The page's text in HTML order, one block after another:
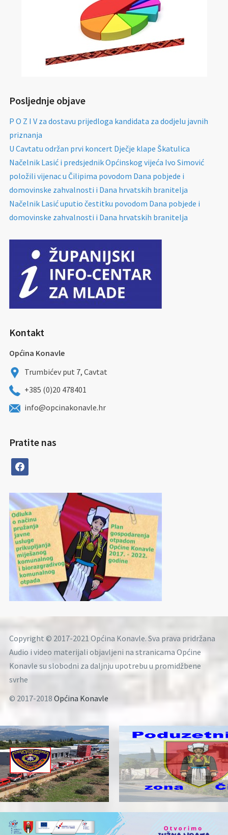
Posljednje objave
P O Z I V za dostavu prijedloga kandidata za dodjelu javnih
priznanja
U Cavtatu održan prvi koncert Dječje klape Škatulica
Načelnik Lasić i predsjednik Općinskog vijeća Ivo Simović
položili vijenac u Čilipima povodom Dana pobjede i
domovinske zahvalnosti i Dana hrvatskih branitelja
Načelnik Lasić uputio čestitku povodom Dana pobjede i
domovinske zahvalnosti i Dana hrvatskih branitelja
Kontakt
Općina Konavle
Trumbićev put 7, Cavtat
+385 (0)20 478401
info@opcinakonavle.hr
Pratite nas
facebook
Copyright © 2017-2021 Općina Konavle. Sva prava pridržana
Audio i video materijali objavljeni na stranicama Općine
Konavle su slobodni za daljnju upotrebu u promidžbene
svrhe
© 2017-2018 Općina Konavle